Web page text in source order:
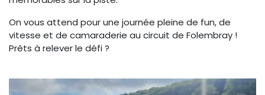
On vous attend pour une journée pleine de fun, de
vitesse et de camaraderie au circuit de Folembray !
Prêts à relever le défi ?